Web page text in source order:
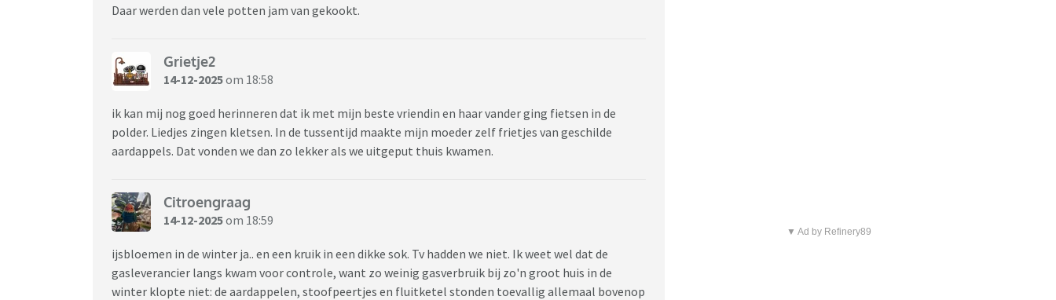
Daar werden dan vele potten jam van gekookt.
Grietje2
14-12-2025om 18:58
ik kan mij nog goed herinneren dat ik met mijn beste vriendin en haar vander ging fietsen in de
polder. Liedjes zingen kletsen. In de tussentijd maakte mijn moeder zelf frietjes van geschilde
aardappels. Dat vonden we dan zo lekker als we uitgeput thuis kwamen.
Citroengraag
14-12-2025om 18:59
ijsbloemen in de winter ja.. en een kruik in een dikke sok. Tv hadden we niet. Ik weet wel dat de
gasleverancier langs kwam voor controle, want zo weinig gasverbruik bij zo'n groot huis in de
winter klopte niet: de aardappelen, stoofpeertjes en fluitketel stonden toevallig allemaal bovenop
▼ Ad by Refinery89